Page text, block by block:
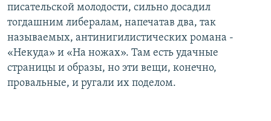
писательской молодости, сильно досадил
тогдашним либералам, напечатав два, так
называемых, антинигилистических романа -
«Некуда» и «На ножах». Там есть удачные
страницы и образы, но эти вещи, конечно,
провальные, и ругали их поделом.